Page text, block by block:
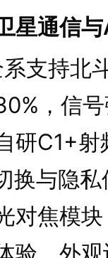
星通信
支持北
，信
研C1+
换与隐
对焦模